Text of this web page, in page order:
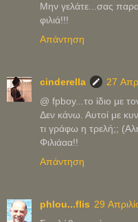
Μην γελάτε...σας
φιλιά!!!
Απάντηση
cinderella
27
@ fpboy...το ίδιο με
Δεν κάνω. Αυτοί με
τι γράφω η τρελή;;
Φιλιάαα!!
Απάντηση
phlou...flis 29